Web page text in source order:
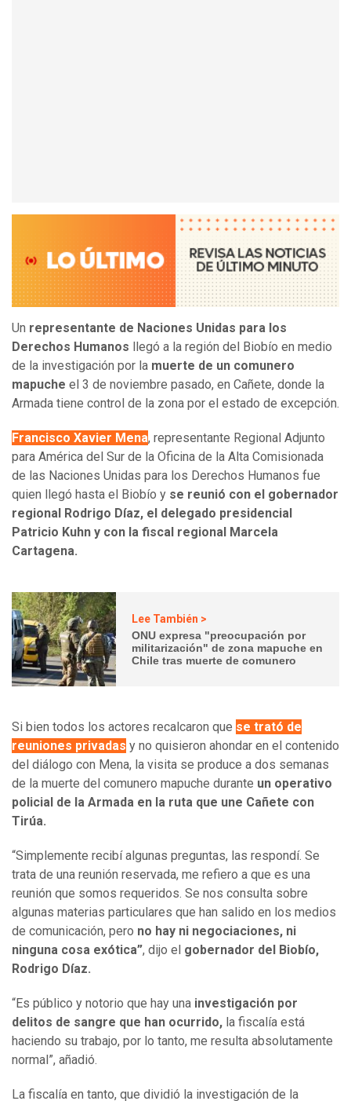
Un representante de Naciones Unidas para los
Derechos Humanos
llegó a la región del Biobío en medio
de la investigación por la muerte de un comunero
mapuche el 3 de noviembre pasado, en Cañete, donde la
Armada tiene control de la zona por el estado de excepción.
Francisco Xavier Mena, representante Regional Adjunto
para América del Sur de la Oficina de la Alta Comisionada
de las Naciones Unidas para los Derechos Humanos fue
quien llegó hasta el Biobío y se reunió con el gobernador
regional Rodrigo Díaz, el delegado presidencial
Patricio Kuhn y con la fiscal regional Marcela
Cartagena.
Lee También >
ONU expresa "preocupación por
militarización" de zona mapuche en
Chile tras muerte de comunero
Si bien todos los actores recalcaron que se trató de
reuniones privadas y no quisieron ahondar en el contenido
del diálogo con Mena, la visita se produce a dos semanas
de la muerte del comunero mapuche durante un operativo
policial de la Armada en la ruta que une Cañete con
Tirúa.
“Simplemente recibí algunas preguntas, las respondí. Se
trata de una reunión reservada, me refiero a que es una
reunión que somos requeridos. Se nos consulta sobre
algunas materias particulares que han salido en los medios
de comunicación, pero no hay ni negociaciones, ni
ninguna cosa exótica”, dijo el gobernador del Biobío,
Rodrigo Díaz.
“Es público y notorio que hay una investigación por
delitos de sangre que han ocurrido, la fiscalía está
haciendo su trabajo, por lo tanto, me resulta absolutamente
normal”, añadió.
La fiscalía en tanto, que dividió la investigación de la